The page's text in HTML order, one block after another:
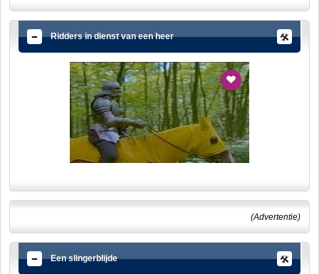
Ridders in dienst van een heer
(Advertentie)
Een slingerblijde